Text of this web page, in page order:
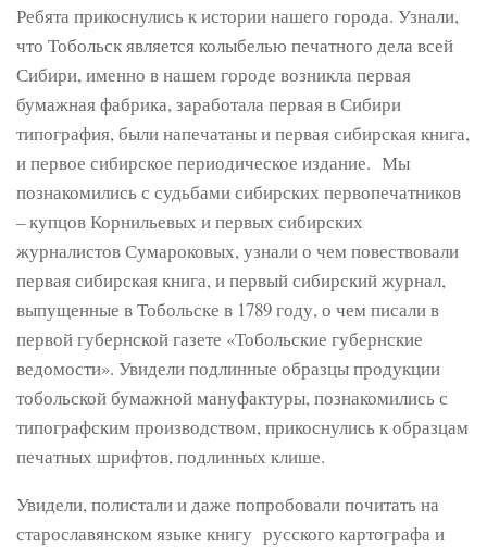
Ребята прикоснулись к истории нашего города. Узнали,
что Тобольск является колыбелью печатного дела всей
Сибири, именно в нашем городе возникла первая
бумажная фабрика, заработала первая в Сибири
типография, были напечатаны и первая сибирская книга,
и первое сибирское периодическое издание. Мы
познакомились с судьбами сибирских первопечатников
– купцов Корнильевых и первых сибирских
журналистов Сумароковых, узнали о чем повествовали
первая сибирская книга, и первый сибирский журнал,
выпущенные в Тобольске в 1789 году, о чем писали в
первой губернской газете «Тобольские губернские
ведомости». Увидели подлинные образцы продукции
тобольской бумажной мануфактуры, познакомились с
типографским производством, прикоснулись к образцам
печатных шрифтов, подлинных клише.
Увидели, полистали и даже попробовали почитать на
старославянском языке книгу русского картографа и